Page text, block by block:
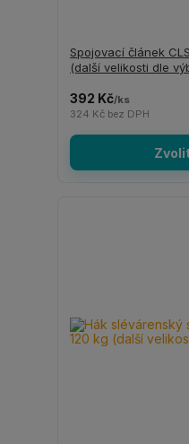
Spojovací článek
(další velikosti dle
392 Kč/ks
324 Kč bez DPH